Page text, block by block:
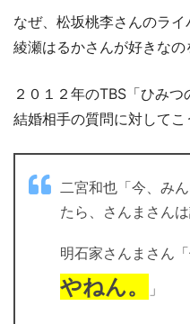
なぜ、松坂桃李さんのライ
綾瀬はるかさんが好きなの
２０１２年のTBS「ひみつ
結婚相手の質問に対してこ
二宮和也「今、み
たら、さんまさん
明石家さんまさん「
やねん。
」